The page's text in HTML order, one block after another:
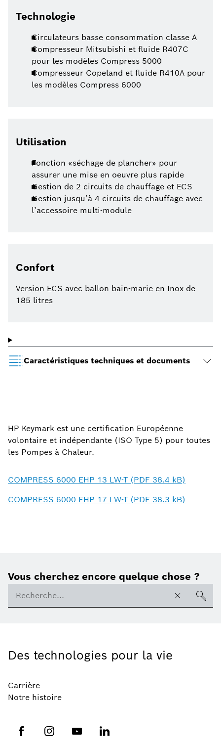
Technologie
Circulateurs basse consommation classe A
Compresseur Mitsubishi et fluide R407C
pour les modèles Compress 5000
Compresseur Copeland et fluide R410A pour
les modèles Compress 6000
Utilisation
Fonction «séchage de plancher» pour
assurer une mise en oeuvre plus rapide
Gestion de 2 circuits de chauffage et ECS
Gestion jusqu’à 4 circuits de chauffage avec
l’accessoire multi-module
Confort
Version ECS avec ballon bain-marie en Inox de
185 litres
Caractéristiques techniques et documents
HP Keymark est une certification Européenne
volontaire et indépendante (ISO Type 5) pour toutes
les Pompes à Chaleur.
COMPRESS 6000 EHP 13 LW-T (PDF 38.4 kB)
COMPRESS 6000 EHP 17 LW-T (PDF 38.3 kB)
Vous cherchez encore quelque chose ?
Des technologies pour la vie
Carrière
Notre histoire